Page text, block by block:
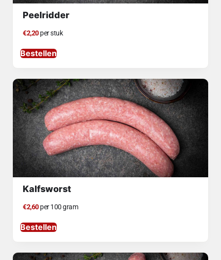
Peelridder
€2,20per stuk
Bestellen
Kalfsworst
€2,60per 100 gram
Bestellen